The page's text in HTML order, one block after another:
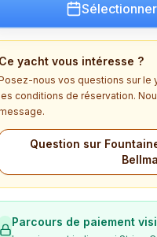
Ce yacht vous intéresse ?
nous vos questions sur le
conditions de réservation.
Question sur
Parcours de paiement